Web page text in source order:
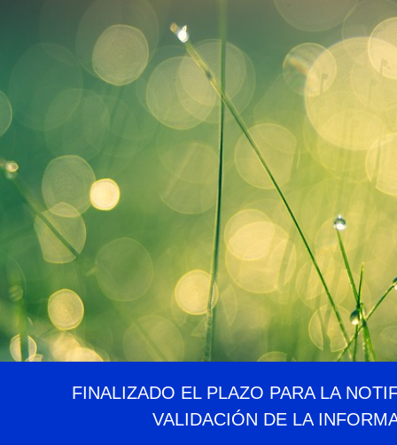
FINALIZADO EL PLAZO PARA LA
VALIDACIÓN DE LA